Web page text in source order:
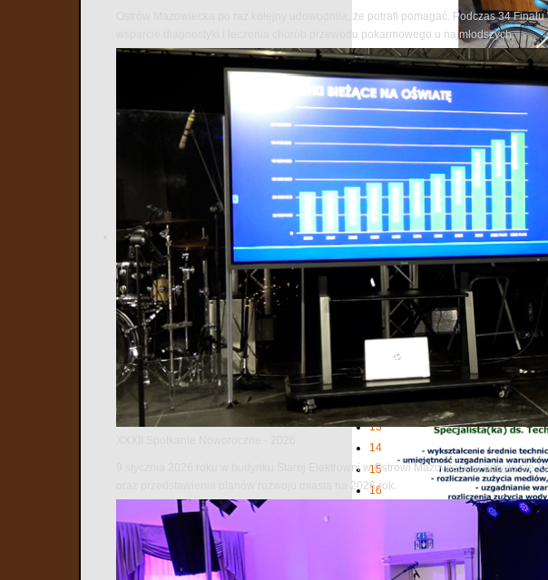
Ostrów Mazowiecka po raz kolejny udowodniła, że potrafi pomagać. Podczas 34
wsparcie diagnostyki i leczenia chorób przewodu pokarmowego u najmłodszych.
9 stycznia 2026 roku w budynku Starej Elektrowni w Ostrowi Mazowieckiej odbyło się
oraz przedstawienia planów rozwoju miasta na 2026 rok.
Najnowsze artykuły
2
4
5
6
7
9
11
12
13
14
15
16
19